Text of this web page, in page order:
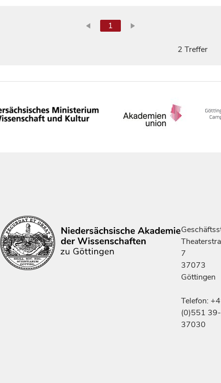
1
2 Treffer
7
37073
Göttingen
Telefon:
(0)551 39-
37030